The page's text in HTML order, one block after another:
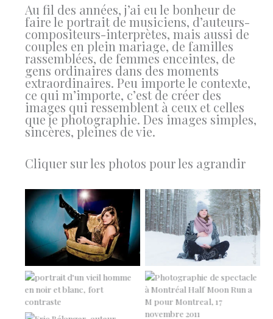
Au fil des années, j’ai eu le bonheur de
faire le portrait de musiciens, d’auteurs-
compositeurs-interprètes, mais aussi de
couples en plein mariage, de familles
rassemblées, de femmes enceintes, de
gens ordinaires dans des moments
extraordinaires. Peu importe le contexte,
ce qui m’importe, c’est de créer des
images qui ressemblent à ceux et celles
que je photographie. Des images simples,
sincères, pleines de vie.
Cliquer sur les photos pour les agrandir
Amelie Nault Maternité
Mon grand-père
Half Moon Run